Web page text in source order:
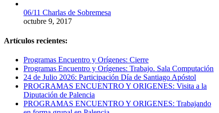
06/11 Charlas de Sobremesa
octubre 9, 2017
Artículos recientes:
Programas Encuentro y Orígenes: Cierre
Programas Encuentro y Orígenes: Trabajo. Sala Computación
24 de Julio 2026: Participación Día de Santiago Apóstol
PROGRAMAS ENCUENTRO Y ORIGENES: Visita a la
Diputación de Palencia
PROGRAMAS ENCUENTRO Y ORIGENES: Trabajando